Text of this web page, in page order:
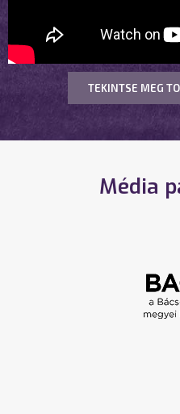
TEKINTSE MEG
Média